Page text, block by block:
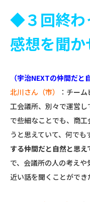
◆３回終わ
感想を聞
（宇治NEXTの仲間だと
北川さん（市）
：チー
工会議所、別々で運営
で些細なことでも、商
うと思えていて、何でも
する仲間だと自然と思
で、会議所の人の考え
近い話を聞くことができ